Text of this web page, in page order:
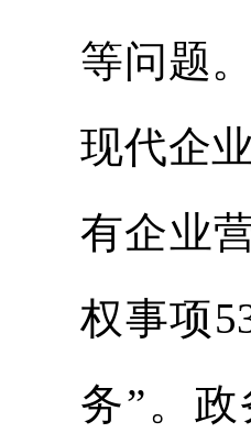
等问题
现代企
有企业
权事项
务”。